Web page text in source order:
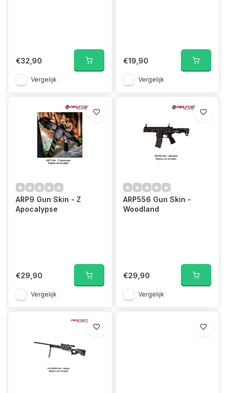
€32,90
Vergelijk
€19,90
Vergelijk
ARP9 Gun Skin - Z
Apocalypse
€29,90
Vergelijk
ARP556 Gun Skin -
Woodland
€29,90
Vergelijk